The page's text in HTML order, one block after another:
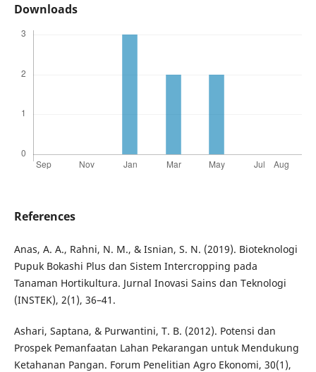
Downloads
References
Anas, A. A., Rahni, N. M., & Isnian, S. N. (2019). Bioteknologi
Pupuk Bokashi Plus dan Sistem Intercropping pada
Tanaman Hortikultura. Jurnal Inovasi Sains dan Teknologi
(INSTEK), 2(1), 36–41.
Ashari, Saptana, & Purwantini, T. B. (2012). Potensi dan
Prospek Pemanfaatan Lahan Pekarangan untuk Mendukung
Ketahanan Pangan. Forum Penelitian Agro Ekonomi, 30(1),